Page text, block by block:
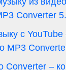
Converter
с
MP3
Converter –